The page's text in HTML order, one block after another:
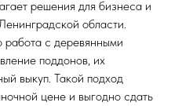
решения для бизнеса и
области.
с деревянными
поддонов, их
выкуп. Такой подход
цене и выгодно сдать